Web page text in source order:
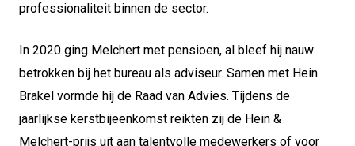
professionaliteit binnen de sector.
In 2020 ging Melchert met pensioen, al bleef hij nauw
betrokken bij het bureau als adviseur. Samen met Hein
Brakel vormde hij de Raad van Advies. Tijdens de
jaarlijkse kerstbijeenkomst reikten zij de Hein &
Melchert-prijs uit aan talentvolle medewerkers of voor